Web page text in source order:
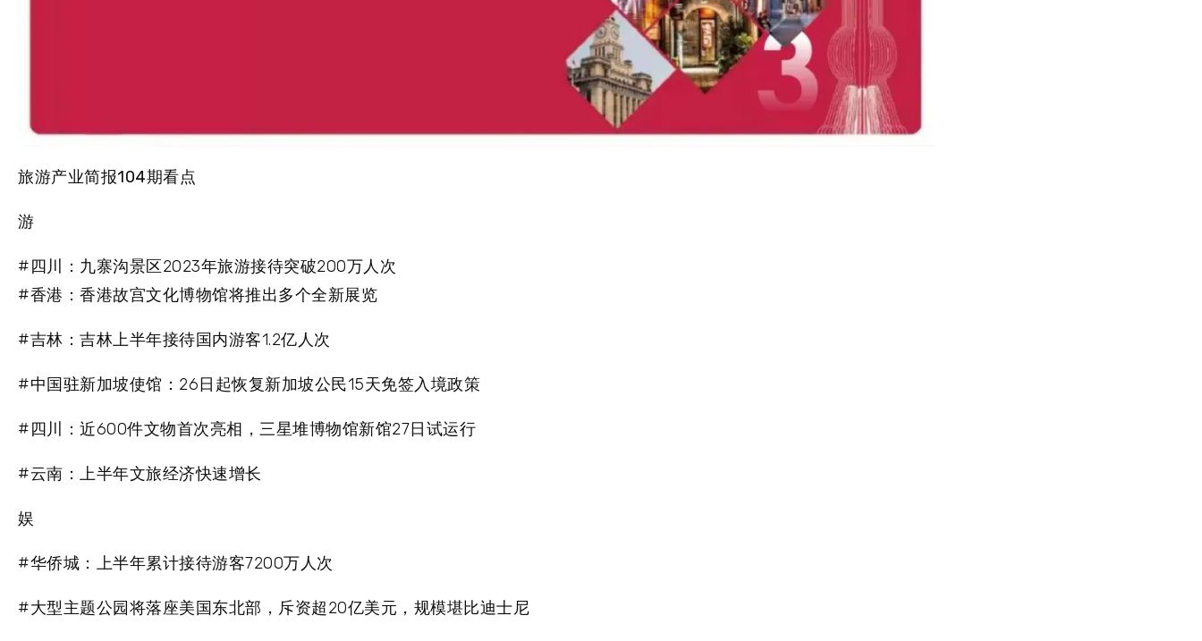
旅游产业简报104期看点
游
#四川：九寨沟景区2023年旅游接待突破200万人次
#香港：香港故宫文化博物馆将推出多个全新展览
#吉林：吉林上半年接待国内游客1.2亿人次
#中国驻新加坡使馆：26日起恢复新加坡公民15天免签入境政策
#四川：近600件文物首次亮相，三星堆博物馆新馆27日试运行
#云南：上半年文旅经济快速增长
娱
#华侨城：上半年累计接待游客7200万人次
#大型主题公园将落座美国东北部，斥资超20亿美元，规模堪比迪士尼